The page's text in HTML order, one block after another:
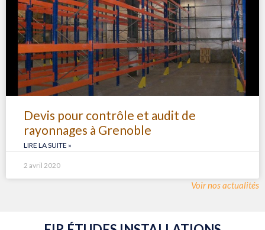
Devis pour contrôle et audit de
rayonnages à Grenoble
LIRE LA SUITE »
2 avril 2020
Voir nos actualités